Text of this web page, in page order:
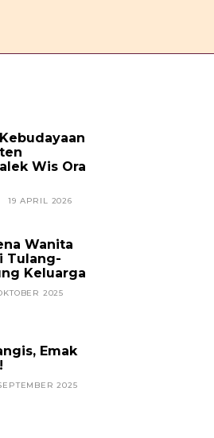
Wis Ora
19 APRIL 2026
Wanita
Tulang-
Keluarga
2025
Emak
2025